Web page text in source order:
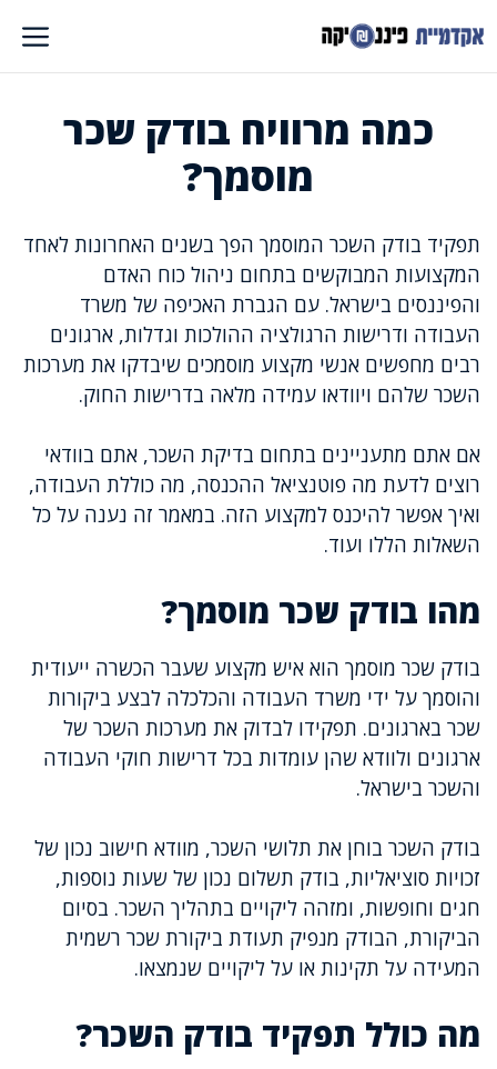
לתוכן
כמה מרוויח בודק שכר
מוסמך?
תפקיד בודק השכר המוסמך הפך בשנים האחרונות לאחד
המקצועות המבוקשים בתחום ניהול כוח האדם
והפיננסים בישראל. עם הגברת האכיפה של משרד
העבודה ודרישות הרגולציה ההולכות וגדלות, ארגונים
רבים מחפשים אנשי מקצוע מוסמכים שיבדקו את מערכות
השכר שלהם ויוודאו עמידה מלאה בדרישות החוק.
אם אתם מתעניינים בתחום בדיקת השכר, אתם בוודאי
רוצים לדעת מה פוטנציאל ההכנסה, מה כוללת העבודה,
ואיך אפשר להיכנס למקצוע הזה. במאמר זה נענה על כל
השאלות הללו ועוד.
מהו בודק שכר מוסמך?
בודק שכר מוסמך הוא איש מקצוע שעבר הכשרה ייעודית
והוסמך על ידי משרד העבודה והכלכלה לבצע ביקורות
שכר בארגונים. תפקידו לבדוק את מערכות השכר של
ארגונים ולוודא שהן עומדות בכל דרישות חוקי העבודה
והשכר בישראל.
בודק השכר בוחן את תלושי השכר, מוודא חישוב נכון של
זכויות סוציאליות, בודק תשלום נכון של שעות נוספות,
חגים וחופשות, ומזהה ליקויים בתהליך השכר. בסיום
הביקורת, הבודק מנפיק תעודת ביקורת שכר רשמית
המעידה על תקינות או על ליקויים שנמצאו.
מה כולל תפקיד בודק השכר?